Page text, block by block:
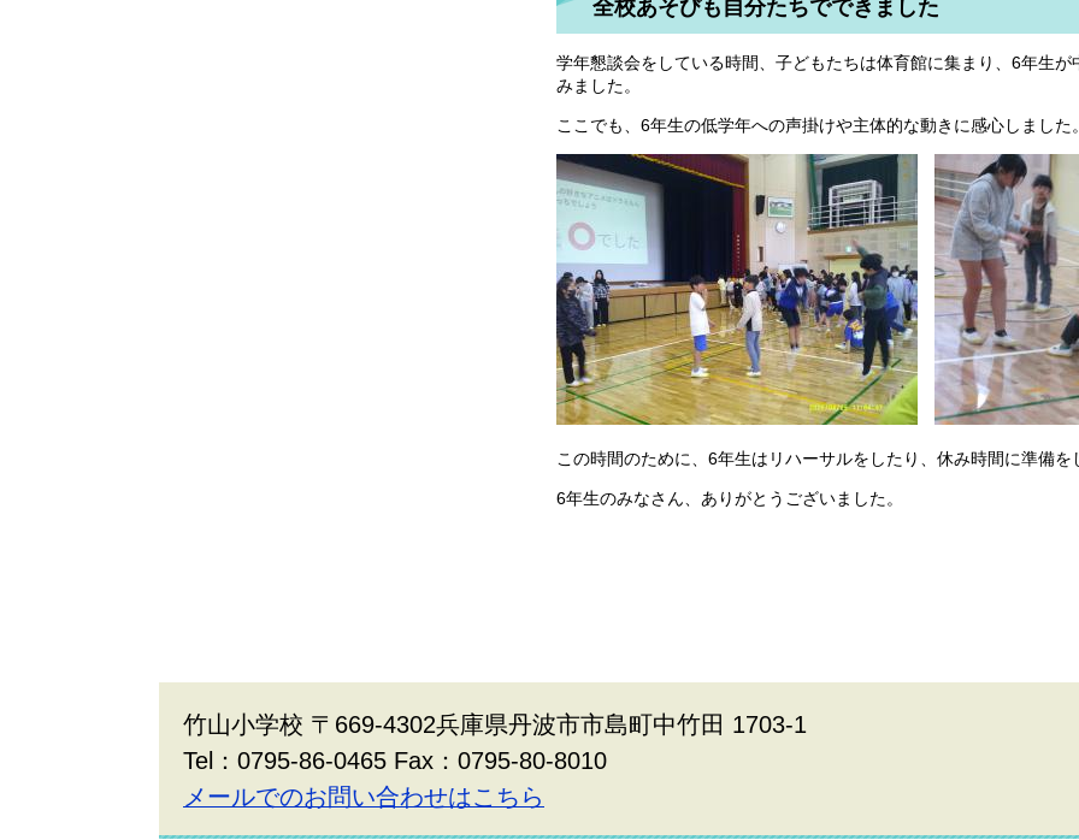
全校あそびも自分たちでできました
学年懇談会をしている時間、子どもたちは体育館に集まり、6年生
みました。
ここでも、6年生の低学年への声掛けや主体的な動きに感心しました
この時間のために、6年生はリハーサルをしたり、休み時間に準備
6年生のみなさん、ありがとうございました。
竹山小学校 〒669-4302兵庫県丹波市市島町中竹田 1703-1
Tel：0795-86-0465 Fax：0795-80-8010
メールでのお問い合わせはこちら